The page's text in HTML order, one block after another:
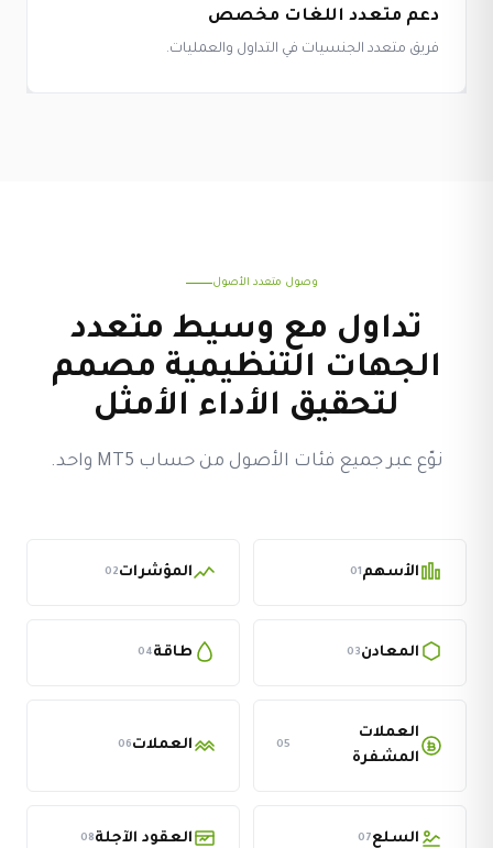
دعم متعدد اللغات مخصص
فريق متعدد الجنسيات في التداول والعمليات.
وصول متعدد الأصول
تداول مع وسيط متعدد
الجهات التنظيمية مصمم
لتحقيق الأداء الأمثل
نوّع عبر جميع فئات الأصول من حساب MT5 واحد.
الأسهم01 المؤشرات02
المعادن03 طاقة04
العملات
المشفرة
05 العملات06
السلع07 العقود الآجلة08